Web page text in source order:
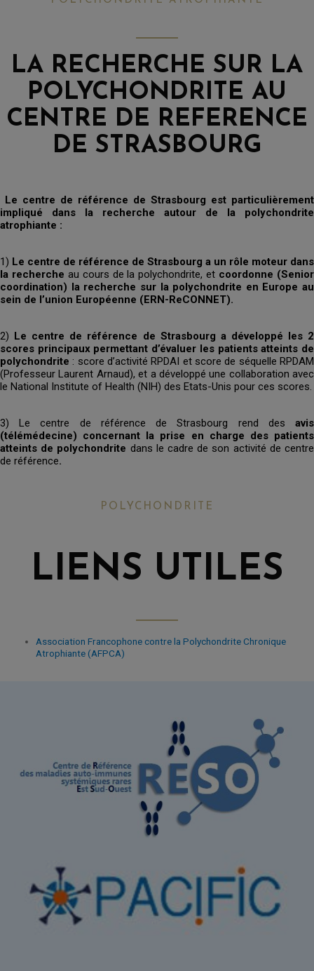
LA RECHERCHE SUR LA
POLYCHONDRITE AU
CENTRE DE REFERENCE
DE STRASBOURG
Le centre de référence de Strasbourg est particulièrement
impliqué dans la recherche autour de la polychondrite
atrophiante :
1) Le centre de référence de Strasbourg a un rôle moteur dans
la recherche au cours de la polychondrite, et coordonne (Senior
coordination) la recherche sur la polychondrite en Europe au
sein de l’union Européenne (ERN-ReCONNET).
2) Le centre de référence de Strasbourg a développé les 2
scores principaux permettant d’évaluer les patients atteints de
polychondrite : score d’activité RPDAI et score de séquelle RPDAM
(Professeur Laurent Arnaud), et a développé une collaboration avec
le National Institute of Health (NIH) des Etats-Unis pour ces scores.
3) Le centre de référence de Strasbourg rend des avis
(télémédecine) concernant la prise en charge des patients
atteints de polychondrite dans le cadre de son activité de centre
de référence.
POLYCHONDRITE
LIENS UTILES
Association Francophone contre la Polychondrite Chronique
Atrophiante (AFPCA)